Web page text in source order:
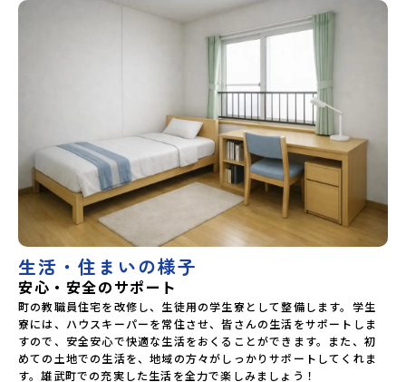
生活・住まいの様子
安心・安全のサポート
町の教職員住宅を改修し、生徒用の学生寮として整備します。学生
寮には、ハウスキーパーを常住させ、皆さんの生活をサポートしま
すので、安全安心で快適な生活をおくることができます。また、初
めての土地での生活を、地域の方々がしっかりサポートしてくれま
す。雄武町での充実した生活を全力で楽しみましょう！